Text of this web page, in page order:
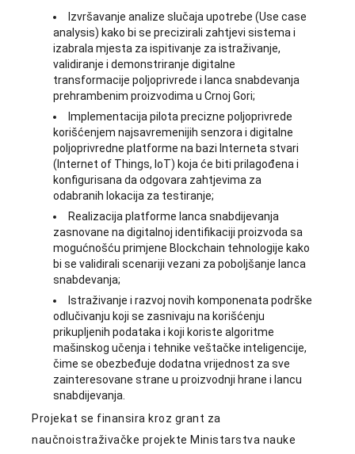
Izvršavanje analize slučaja upotrebe (Use case
analysis) kako bi se precizirali zahtjevi sistema i
izabrala mjesta za ispitivanje za istraživanje,
validiranje i demonstriranje digitalne
transformacije poljoprivrede i lanca snabdevanja
prehrambenim proizvodima u Crnoj Gori;
Implementacija pilota precizne poljoprivrede
korišćenjem najsavremenijih senzora i digitalne
poljoprivredne platforme na bazi Interneta stvari
(Internet of Things, IoT) koja će biti prilagođena i
konfigurisana da odgovara zahtjevima za
odabranih lokacija za testiranje;
Realizacija platforme lanca snabdijevanja
zasnovane na digitalnoj identifikaciji proizvoda sa
mogućnošću primjene Blockchain tehnologije kako
bi se validirali scenariji vezani za poboljšanje lanca
snabdevanja;
Istraživanje i razvoj novih komponenata podrške
odlučivanju koji se zasnivaju na korišćenju
prikupljenih podataka i koji koriste algoritme
mašinskog učenja i tehnike veštačke inteligencije,
čime se obezbeđuje dodatna vrijednost za sve
zainteresovane strane u proizvodnji hrane i lancu
snabdijevanja.
Projekat se finansira kroz grant za
naučnoistraživačke projekte Ministarstva nauke